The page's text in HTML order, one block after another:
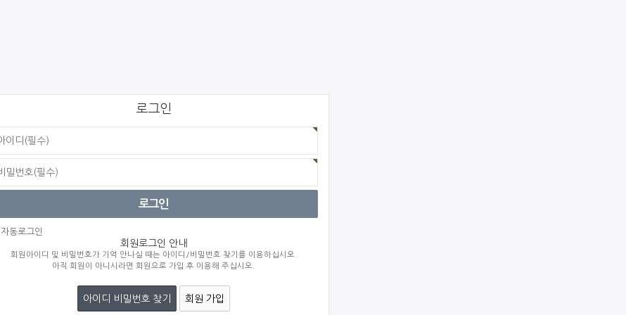
로그인
자동로그인
회원로그인 안내
회원아이디 및 비밀번호가 기억 안나실 때는 아이디/비밀번호 찾기를 이용하십시오.
아직 회원이 아니시라면 회원으로 가입 후 이용해 주십시오.
아이디 비밀번호 찾기 회원 가입